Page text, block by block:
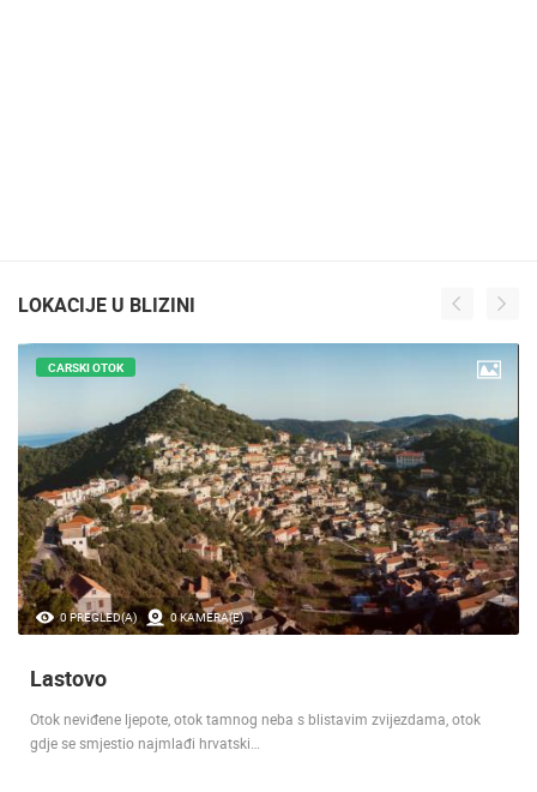
LOKACIJE U BLIZINI
0 PREGLED(A) 0 KAMERA(E)
CARSKI OTOK
Lastovo
Otok neviđene ljepote, otok tamnog neba s blistavim zvijezdama, otok
gdje se smjestio najmlađi hrvatski…